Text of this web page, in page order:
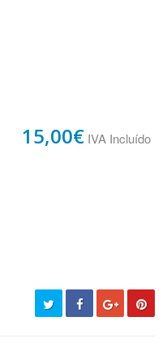
15,00€ IVA Incluído